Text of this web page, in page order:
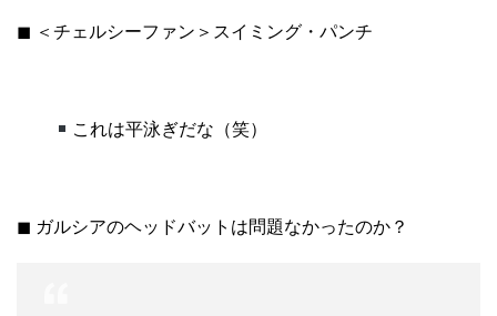
◼︎ ＜チェルシーファン＞スイミング・パンチ
これは平泳ぎだな（笑）
◼︎ ガルシアのヘッドバットは問題なかったのか？